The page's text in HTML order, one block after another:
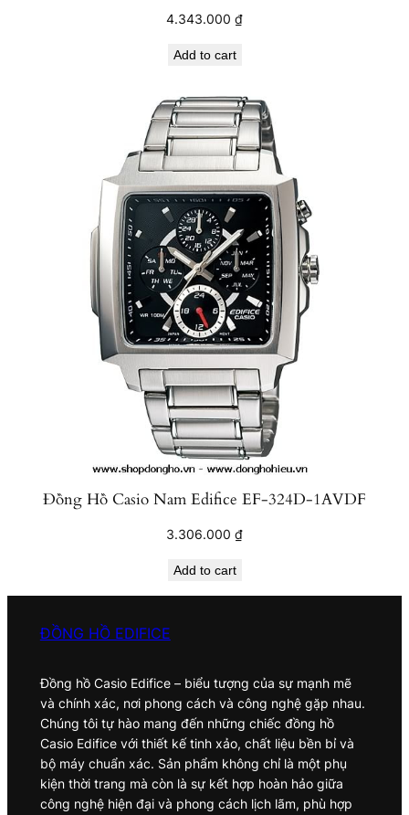
4.343.000 ₫
Add to cart
Đồng Hồ Casio Nam Edifice EF-324D-1AVDF
3.306.000 ₫
Add to cart
ĐỒNG HỒ EDIFICE
Đồng hồ Casio Edifice – biểu tượng của sự mạnh mẽ
và chính xác, nơi phong cách và công nghệ gặp nhau.
Chúng tôi tự hào mang đến những chiếc đồng hồ
Casio Edifice với thiết kế tinh xảo, chất liệu bền bỉ và
bộ máy chuẩn xác. Sản phẩm không chỉ là một phụ
kiện thời trang mà còn là sự kết hợp hoàn hảo giữa
công nghệ hiện đại và phong cách lịch lãm, phù hợp